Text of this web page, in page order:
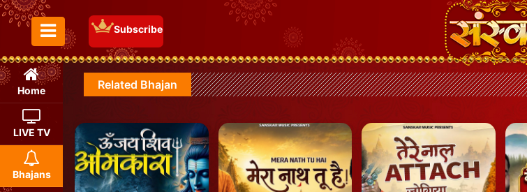
Toggle Menu
Subscribe
Home
LIVE TV
Bhajans
Related Bhajan